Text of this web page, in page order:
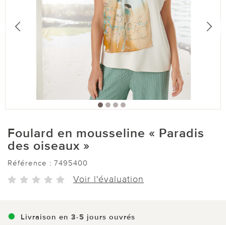
Foulard en mousseline « Paradis
des oiseaux »
Référence : 7495400
Voir l'évaluation
Livraison en 3-5 jours ouvrés